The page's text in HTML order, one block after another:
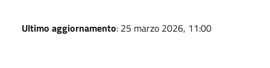
Ultimo aggiornamento: 25 marzo 2026, 11:00